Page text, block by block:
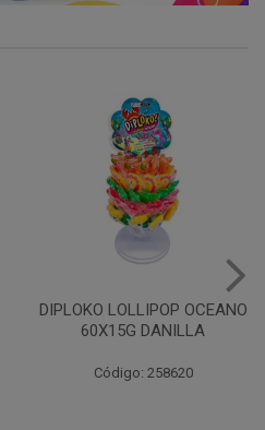
DIPLOKO LOLLIPOP OCEANO
60X15G DANILLA
Código: 258620